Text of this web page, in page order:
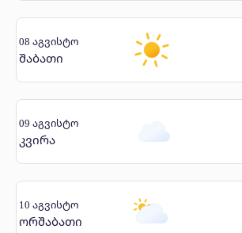
08 აგვისტო
შაბათი
09 აგვისტო
კვირა
10 აგვისტო
ორშაბათი